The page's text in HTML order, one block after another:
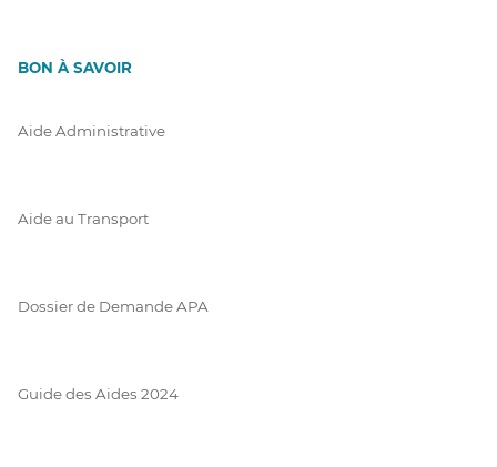
BON À SAVOIR
Aide Administrative
Aide au Transport
Dossier de Demande APA
Guide des Aides 2024